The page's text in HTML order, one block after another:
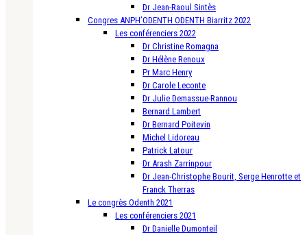
Dr Jean-Raoul Sintès
Congres ANPH’ODENTH ODENTH Biarritz 2022
Les conférenciers 2022
Dr Christine Romagna
Dr Hélène Renoux
Pr Marc Henry
Dr Carole Leconte
Dr Julie Demassue-Rannou
Bernard Lambert
Dr Bernard Poitevin
Michel Lidoreau
Patrick Latour
Dr Arash Zarrinpour
Dr Jean-Christophe Bourit, Serge Henrotte et
Franck Therras
Le congrès Odenth 2021
Les conférenciers 2021
Dr Danielle Dumonteil